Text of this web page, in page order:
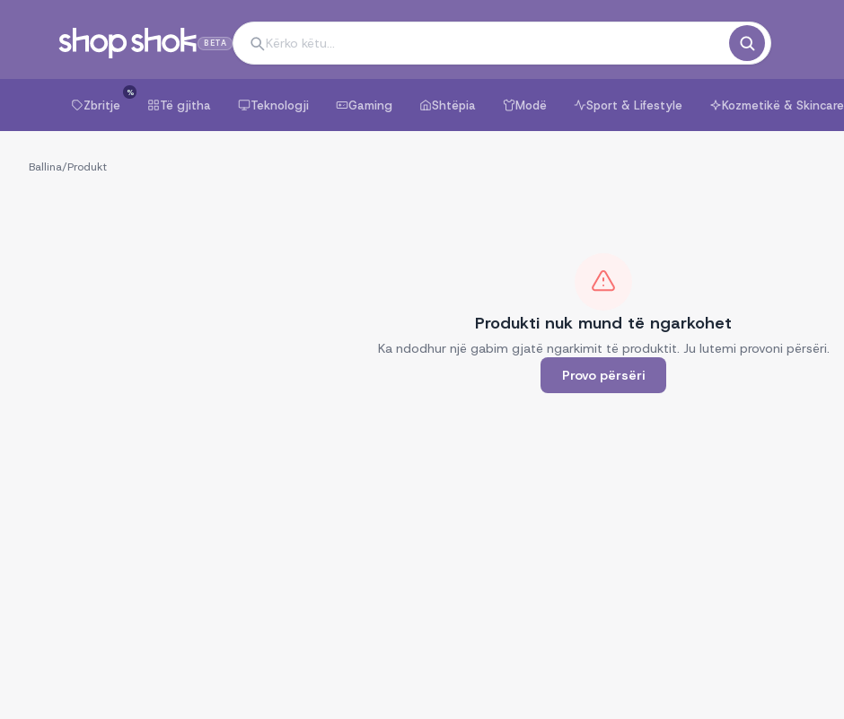
BETA
Zbritje
%
Të gjitha Teknologji Gaming Shtëpia Modë Sport & Lifestyle Kozmetikë & Skincare
Ballina/Produkt
Produkti nuk mund të ngarkohet
Ka ndodhur një gabim gjatë ngarkimit të produktit. Ju lutemi provoni përsëri.
Provo përsëri